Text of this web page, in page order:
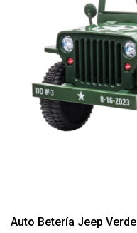
Auto Betería Jeep Verde